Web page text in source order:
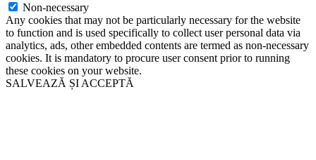
Non-necessary
Any cookies that may not be particularly necessary for the website
to function and is used specifically to collect user personal data via
analytics, ads, other embedded contents are termed as non-necessary
cookies. It is mandatory to procure user consent prior to running
these cookies on your website.
SALVEAZĂ ȘI ACCEPTĂ